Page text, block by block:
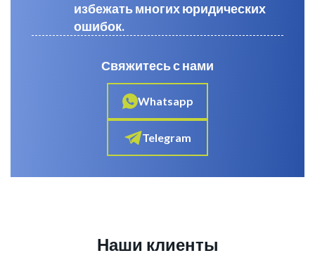
избежать многих юридических
ошибок.
Свяжитесь с нами
Whatsapp
Telegram
Наши клиенты